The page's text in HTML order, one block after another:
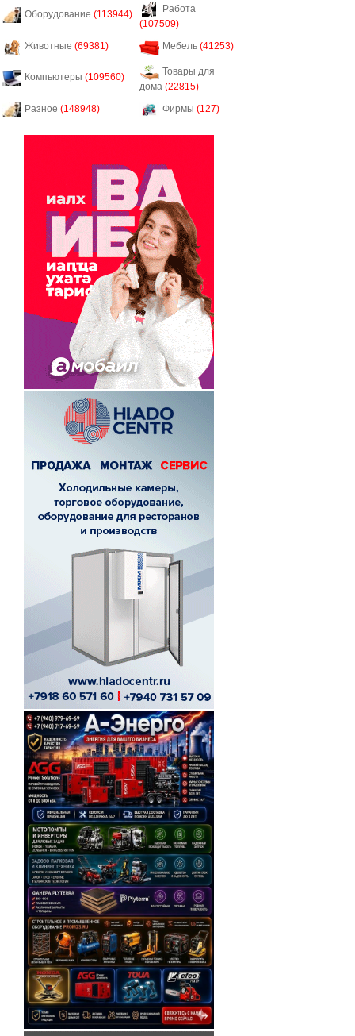
Оборудование (113944)
Работа
(107509)
Животные (69381) Мебель (41253)
Компьютеры (109560)
Товары для
дома (22815)
Разное (148948) Фирмы (127)